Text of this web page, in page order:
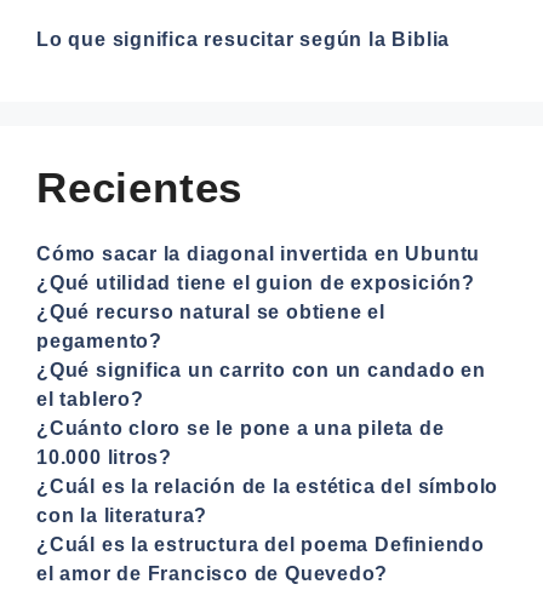
Lo que significa resucitar según la Biblia
Recientes
Cómo sacar la diagonal invertida en Ubuntu
¿Qué utilidad tiene el guion de exposición?
¿Qué recurso natural se obtiene el
pegamento?
¿Qué significa un carrito con un candado en
el tablero?
¿Cuánto cloro se le pone a una pileta de
10.000 litros?
¿Cuál es la relación de la estética del símbolo
con la literatura?
¿Cuál es la estructura del poema Definiendo
el amor de Francisco de Quevedo?